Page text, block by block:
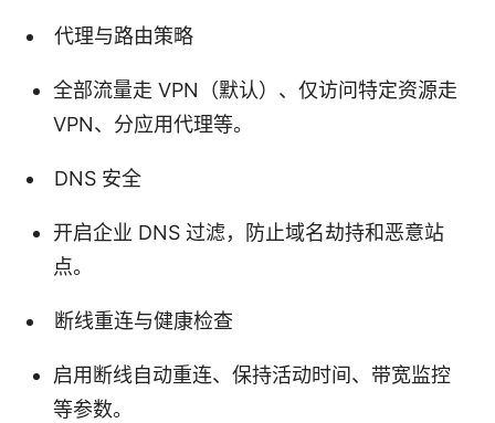
代理与路由策略
全部流量走 VPN（默认）、仅访问特定资源走
VPN、分应用代理等。
DNS 安全
开启企业 DNS 过滤，防止域名劫持和恶意站
点。
断线重连与健康检查
启用断线自动重连、保持活动时间、带宽监控
等参数。